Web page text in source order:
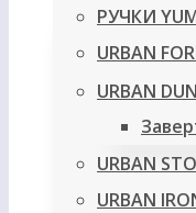
РУЧКИ
URBAN
URBAN
URBAN
URBAN